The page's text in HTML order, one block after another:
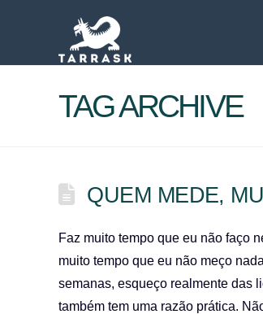
TAG ARCHIVE
QUEM MEDE,
Faz muito tempo que eu não faço
muito tempo que eu não meço
semanas, esqueço realmente das
também tem uma razão prática.